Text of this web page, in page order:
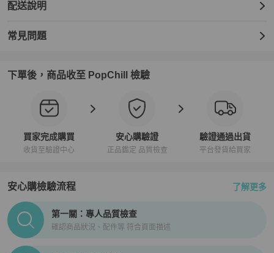
配送說明
常見問題
下單後，商品收至 PopChill 檢驗
買家完成購買
收貨至驗證中心
安心購驗證
正品鑑定 品質檢查
驗證通過出貨
平台發貨給買家
安心購檢驗流程 了解更多
PopChill拍拍圈正品驗證、安心購檢驗流程介紹
第一關：專人品質檢查
確認商品狀況、配件等 符合頁面描述